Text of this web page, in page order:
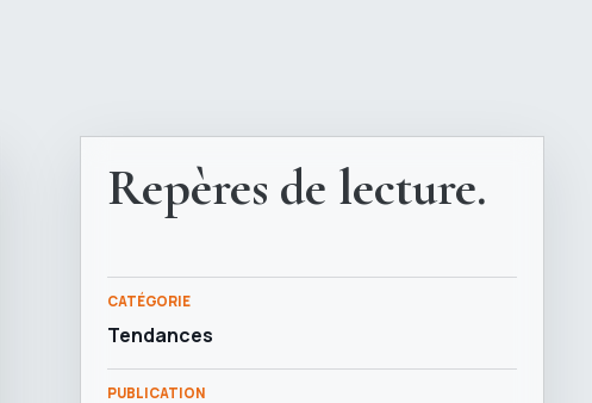
Repères de lecture.
CATÉGORIE
Tendances
PUBLICATION